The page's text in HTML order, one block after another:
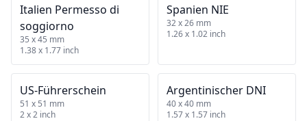
Italien Permesso di
soggiorno
35 x 45 mm
1.38 x 1.77 inch
Spanien NIE
32 x 26 mm
1.26 x 1.02 inch
US‑Führerschein
51 x 51 mm
2 x 2 inch
Argentinischer DNI
40 x 40 mm
1.57 x 1.57 inch